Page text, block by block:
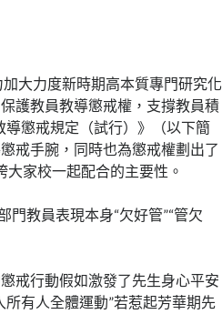
大力度新時期高本質專門研究化
護教員教導懲戒權，支撐教員積
懲戒規定（試行）》（以下簡
戒手腕，同時也為懲戒權劃出了
大家校一起配合的主要性。
門教員表現本身“欠好管”“管欠
戒行動假如激發了先生身心平安
有人全體運動”若惹起芳華期先